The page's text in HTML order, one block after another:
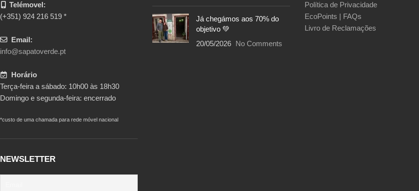
Telémovel:
(+351) 924 216 519 *
Email:
info@sapatoverde.pt
Horário
Terça-feira a sábado: 10h00 às 18h30
Domingo e segunda-feira: encerrado
*custo de uma chamada para rede móvel nacional
NEWSLETTER
Já chegámos aos 70% do
objetivo 💚
20/05/2026
No Comments
Política de Privacidade
EcoPoints | FAQs
Livro de Reclamações